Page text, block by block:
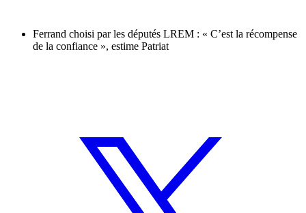
Ferrand choisi par les députés LREM : « C’est la récompense
de la confiance », estime Patriat